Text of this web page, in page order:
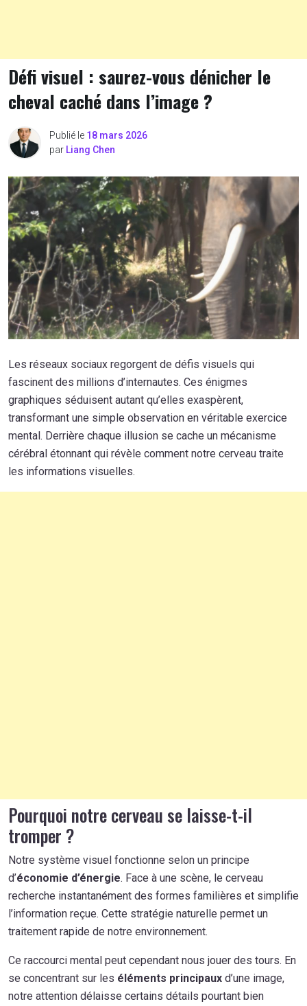
Défi visuel : saurez-vous dénicher le
cheval caché dans l’image ?
Publié le 18 mars 2026
par Liang Chen
Les réseaux sociaux regorgent de défis visuels qui
fascinent des millions d’internautes. Ces énigmes
graphiques séduisent autant qu’elles exaspèrent,
transformant une simple observation en véritable exercice
mental. Derrière chaque illusion se cache un mécanisme
cérébral étonnant qui révèle comment notre cerveau traite
les informations visuelles.
Pourquoi notre cerveau se laisse-t-il
tromper ?
Notre système visuel fonctionne selon un principe
d’économie d’énergie. Face à une scène, le cerveau
recherche instantanément des formes familières et simplifie
l’information reçue. Cette stratégie naturelle permet un
traitement rapide de notre environnement.
Ce raccourci mental peut cependant nous jouer des tours. En
se concentrant sur les éléments principaux d’une image,
notre attention délaisse certains détails pourtant bien